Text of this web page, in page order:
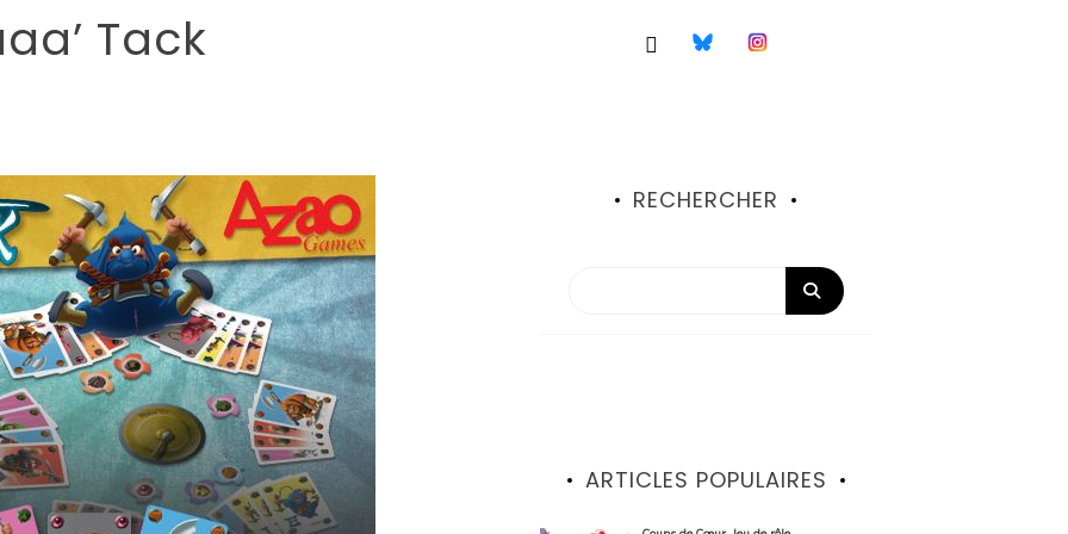
Tack
RECHERCHER
ARTICLES POPULAIRES